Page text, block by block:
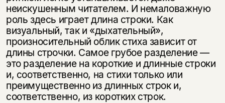
неискушенным читателем. И немаловажную
роль здесь играет длина строки. Как
визуальный, так и «дыхательный»,
произносительный облик стиха зависит от
длины строчки. Самое грубое разделение —
это разделение на короткие и длинные строки
и, соответственно, на стихи только или
преимущественно из длинных строк и,
соответственно, из коротких строк.